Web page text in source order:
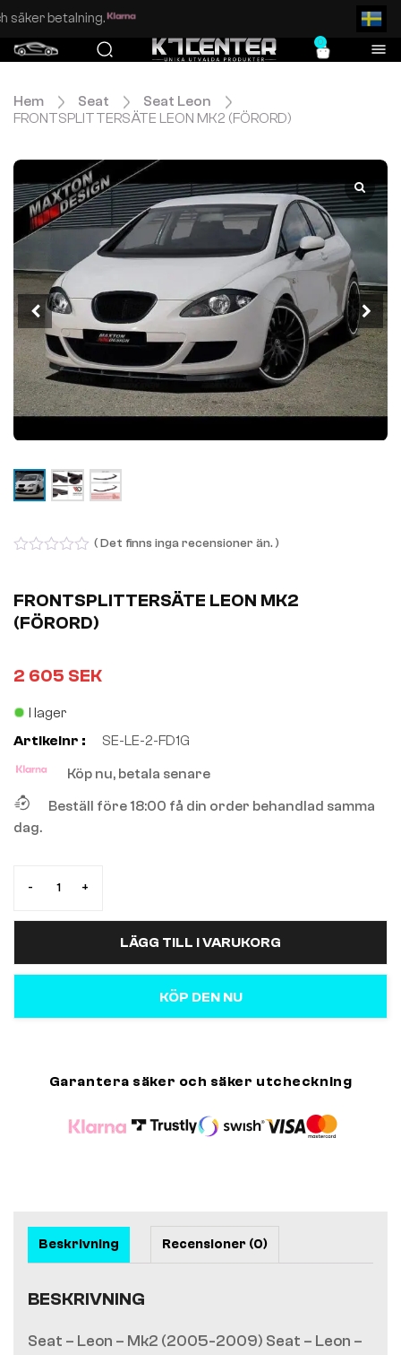
Enkel och säker betalning.
0
Hem Seat
Seat Leon
FRONTSPLITTERSÄTE LEON MK2 (FÖRORD)
of
5
( Det finns inga recensioner än. )
FRONTSPLITTERSÄTE LEON MK2
(FÖRORD)
2 605 SEK
I lager
Artikelnr :
SE-LE-2-FD1G
Köp nu, betala senare
Beställ före 18:00 få din order behandlad samma
dag.
- +
LÄGG TILL I VARUKORG
KÖP DEN NU
Garantera säker och säker utcheckning
Beskrivning Recensioner (0)
BESKRIVNING
Seat – Leon – Mk2 (2005-2009) Seat – Leon –